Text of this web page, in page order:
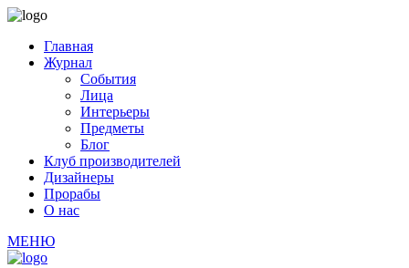
Главная
Журнал
События
Лица
Интерьеры
Предметы
Блог
Клуб производителей
Дизайнеры
Прорабы
О нас
МЕНЮ